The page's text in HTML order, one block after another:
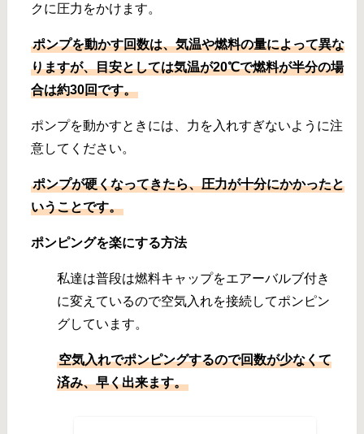
クに圧力をかけます。
ポンプを動かす回数は、気温や燃料の量によって異な
りますが、目安としては気温が20℃で燃料が半分の場
合は約30回です。
ポンプを動かすときには、力を入れすぎないように注
意してください。
ポンプが硬くなってきたら、圧力が十分にかかったと
いうことです。
ポンピングを楽にする方法
私達は普段は燃料キャップをエアーバルブ付き
に変えているので空気入れを接続してポンピン
グしています。
空気入れでポンピングするので回数が少なくて
済み、早く出来ます。